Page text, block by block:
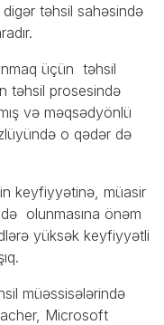
təhsil sahəsində
üçün təhsil
təhsil prosesində
və məqsədyönlü
o qədər də
keyfiyyətinə, müasir
olunmasına önəm
yüksək keyfiyyətli
müəssisələrində
Microsoft